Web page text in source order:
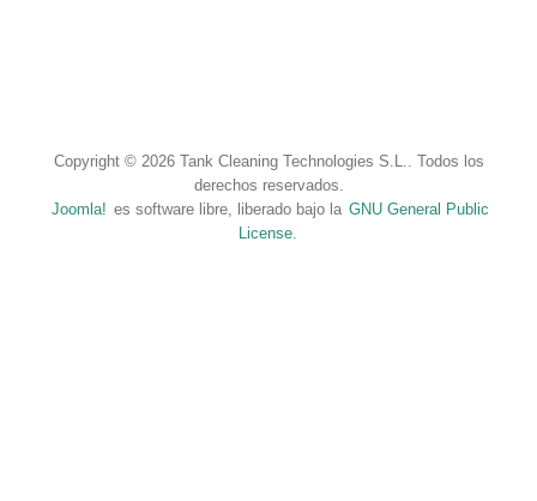
Copyright © 2026 Tank Cleaning Technologies S.L.. Todos los
derechos reservados.
Joomla! es software libre, liberado bajo la GNU General Public
License.